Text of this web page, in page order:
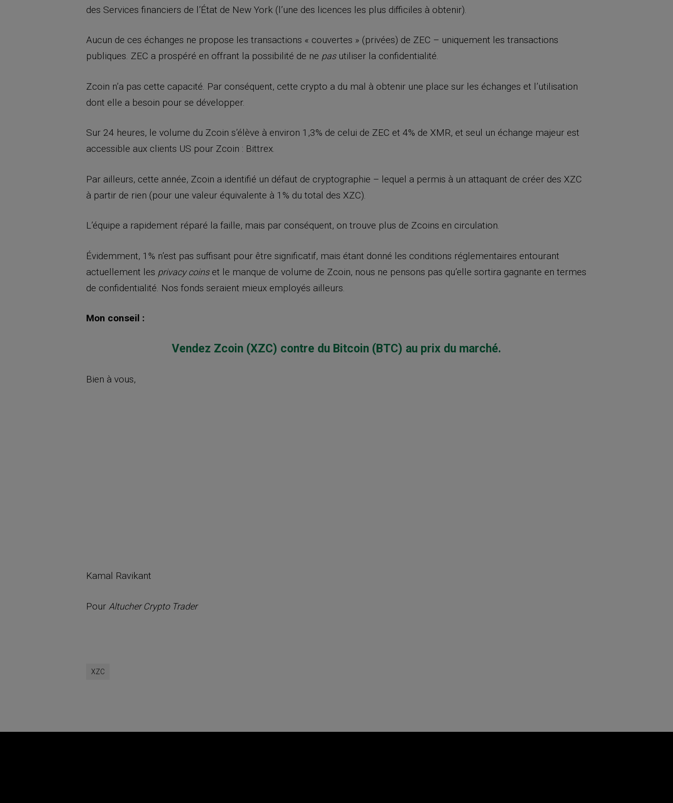
des Services financiers de l’État de New York (l’une des licences les plus difficiles à obtenir).
Aucun de ces échanges ne propose les transactions « couvertes » (privées) de ZEC – uniquement les transactions
publiques. ZEC a prospéré en offrant la possibilité de ne pasutiliser la confidentialité.
Zcoin n’a pas cette capacité. Par conséquent, cette crypto a du mal à obtenir une place sur les échanges et l’utilisation
dont elle a besoin pour se développer.
Sur 24 heures, le volume du Zcoin s’élève à environ 1,3% de celui de ZEC et 4% de XMR, et seul un échange majeur est
accessible aux clients US pour Zcoin : Bittrex.
Par ailleurs, cette année, Zcoin a identifié un défaut de cryptographie – lequel a permis à un attaquant de créer des XZC
à partir de rien (pour une valeur équivalente à 1% du total des XZC).
L’équipe a rapidement réparé la faille, mais par conséquent, on trouve plus de Zcoins en circulation.
Évidemment, 1% n’est pas suffisant pour être significatif, mais étant donné les conditions réglementaires entourant
actuellement les privacy coinset le manque de volume de Zcoin, nous ne pensons pas qu’elle sortira gagnante en termes
de confidentialité. Nos fonds seraient mieux employés ailleurs.
Mon conseil :
Vendez Zcoin (XZC) contre du Bitcoin (BTC) au prix du marché.
Bien à vous,
Kamal Ravikant
Pour Altucher Crypto Trader
XZC